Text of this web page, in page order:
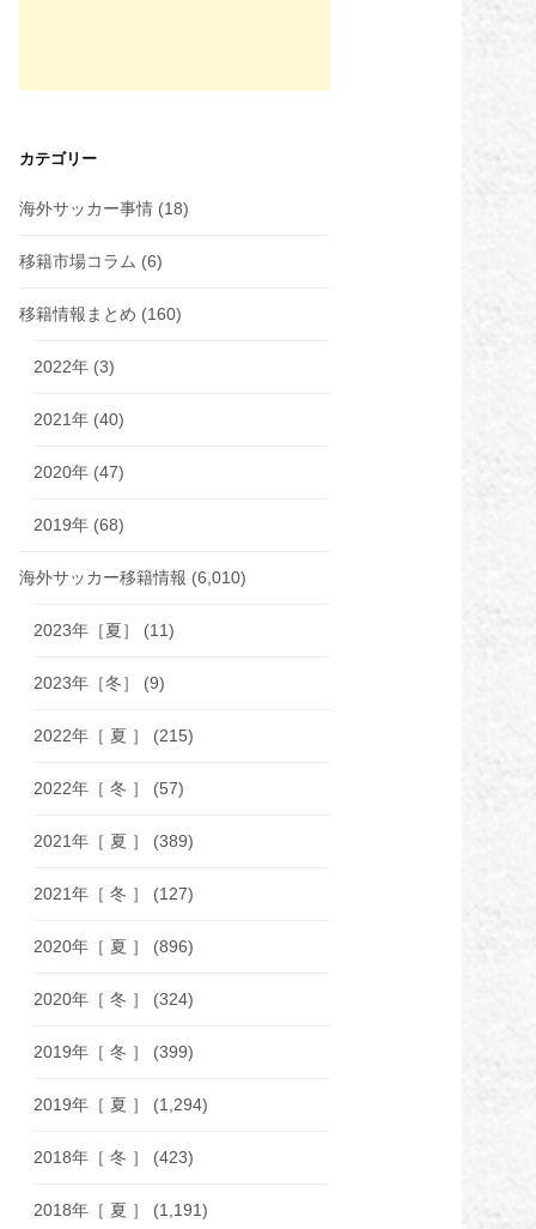
カテゴリー
海外サッカー事情 (18)
移籍市場コラム (6)
移籍情報まとめ (160)
2022年 (3)
2021年 (40)
2020年 (47)
2019年 (68)
海外サッカー移籍情報 (6,010)
2023年［夏］ (11)
2023年［冬］ (9)
2022年［ 夏 ］ (215)
2022年［ 冬 ］ (57)
2021年［ 夏 ］ (389)
2021年［ 冬 ］ (127)
2020年［ 夏 ］ (896)
2020年［ 冬 ］ (324)
2019年［ 冬 ］ (399)
2019年［ 夏 ］ (1,294)
2018年［ 冬 ］ (423)
2018年［ 夏 ］ (1,191)